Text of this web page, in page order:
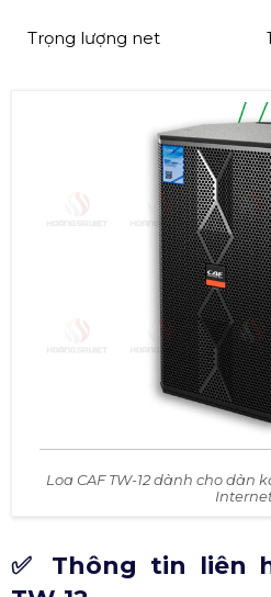
Trọng lượng net
Loa CAF TW-12 dành cho dàn
✅ Thông tin liên